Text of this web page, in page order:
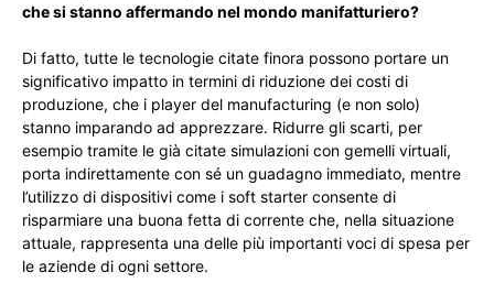
che si stanno affermando nel mondo manifatturiero?
Di fatto, tutte le tecnologie citate finora possono portare un
significativo impatto in termini di riduzione dei costi di
produzione, che i player del manufacturing (e non solo)
stanno imparando ad apprezzare. Ridurre gli scarti, per
esempio tramite le già citate simulazioni con gemelli virtuali,
porta indirettamente con sé un guadagno immediato, mentre
l’utilizzo di dispositivi come i soft starter consente di
risparmiare una buona fetta di corrente che, nella situazione
attuale, rappresenta una delle più importanti voci di spesa per
le aziende di ogni settore.